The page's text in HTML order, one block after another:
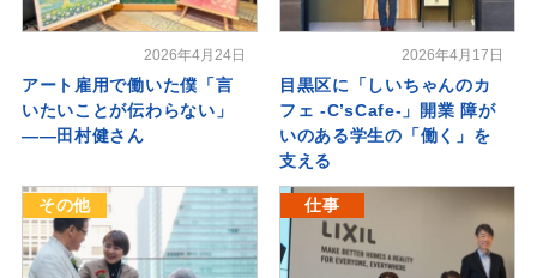
2026年4月24日
アート雇用で働いた僕「言
いたいことが伝わらない」
――田村健さん
2026年4月17日
目黒区に「しいちゃんのカ
フェ -C’sCafe-」開業 障が
いのある学生の「働く」を
支える
その他 仕事